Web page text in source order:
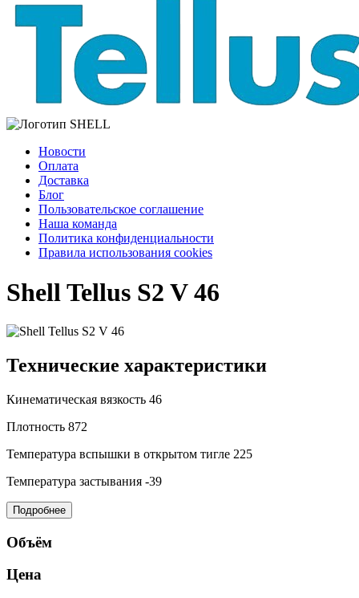
Новости
Оплата
Доставка
Блог
Пользовательское соглашение
Наша команда
Политика конфиденциальности
Правила использования cookies
Shell Tellus S2 V 46
Технические характеристики
Кинематическая вязкость 46
Плотность 872
Температура вспышки в открытом тигле 225
Температура застывания -39
Подробнее
Объём
Цена